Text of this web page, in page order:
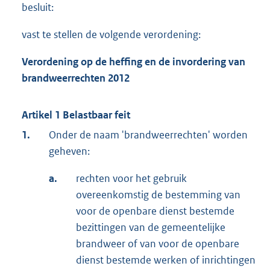
besluit:
vast te stellen de volgende verordening:
Verordening op de heffing en de invordering van
brandweerrechten 2012
Artikel 1 Belastbaar feit
1.
Onder de naam 'brandweerrechten' worden
geheven:
a.
rechten voor het gebruik
overeenkomstig de bestemming van
voor de openbare dienst bestemde
bezittingen van de gemeentelijke
brandweer of van voor de openbare
dienst bestemde werken of inrichtingen